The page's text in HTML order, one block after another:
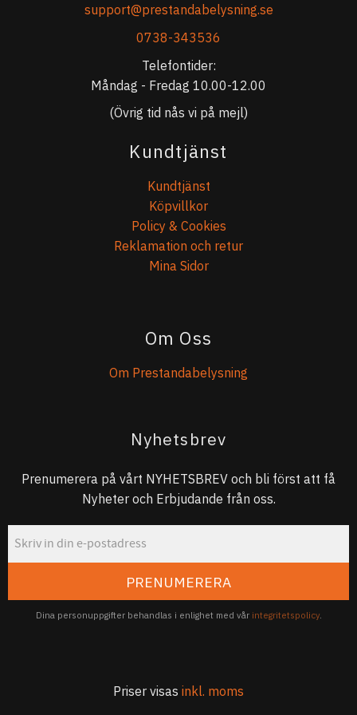
support@prestandabelysning.se
0738-343536
Telefontider:
Måndag - Fredag 10.00-12.00
(Övrig tid nås vi på mejl)
Kundtjänst
Kundtjänst
Köpvillkor
Policy & Cookies
Reklamation och retur
Mina Sidor
Om Oss
Om Prestandabelysning
Nyhetsbrev
Prenumerera på vårt NYHETSBREV och bli först att få
Nyheter och Erbjudande från oss.
PRENUMERERA
Dina personuppgifter behandlas i enlighet med vår integritetspolicy.
Priser visas inkl. moms